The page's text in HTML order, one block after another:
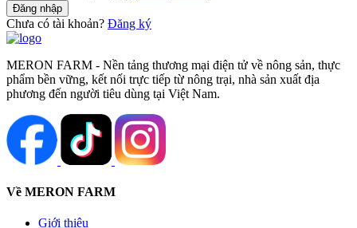
Đăng nhập
Chưa có tài khoản? Đăng ký
MERON FARM - Nền tảng thương mại điện tử về nông sản, thực
phẩm bền vững, kết nối trực tiếp từ nông trại, nhà sản xuất địa
phương đến người tiêu dùng tại Việt Nam.
Về MERON FARM
Giới thiệu